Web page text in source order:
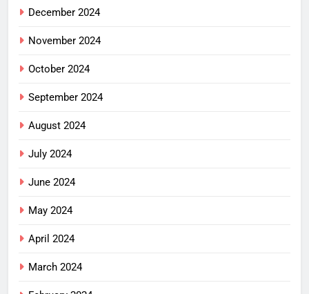
December 2024
November 2024
October 2024
September 2024
August 2024
July 2024
June 2024
May 2024
April 2024
March 2024